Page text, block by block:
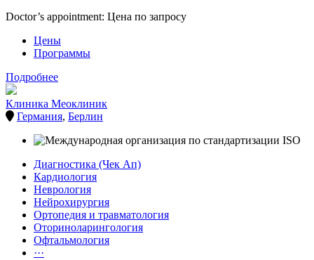
Doctor’s appointment: Цена по запросу
Цены
Программы
Подробнее
Клиника Меоклиник
Германия, Берлин
Диагностика (Чек Ап)
Кардиология
Неврология
Нейрохирургия
Ортопедия и травматология
Оториноларингология
Офтальмология
···